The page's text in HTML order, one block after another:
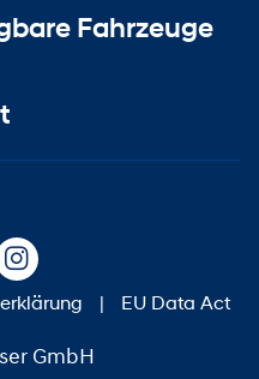
Fahrzeuge
| EU Data Act
GmbH